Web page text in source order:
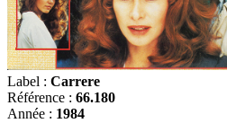
Label : Carrere
Référence : 66.180
Année : 1984